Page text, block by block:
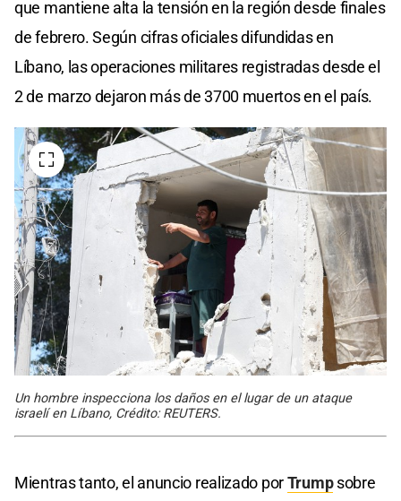
que mantiene alta la tensión en la región desde finales
de febrero. Según cifras oficiales difundidas en
Líbano, las operaciones militares registradas desde el
2 de marzo dejaron más de 3700 muertos en el país.
Un hombre inspecciona los daños en el lugar de un ataque
israelí en Líbano, Crédito: REUTERS.
Mientras tanto, el anuncio realizado porTrumpsobre